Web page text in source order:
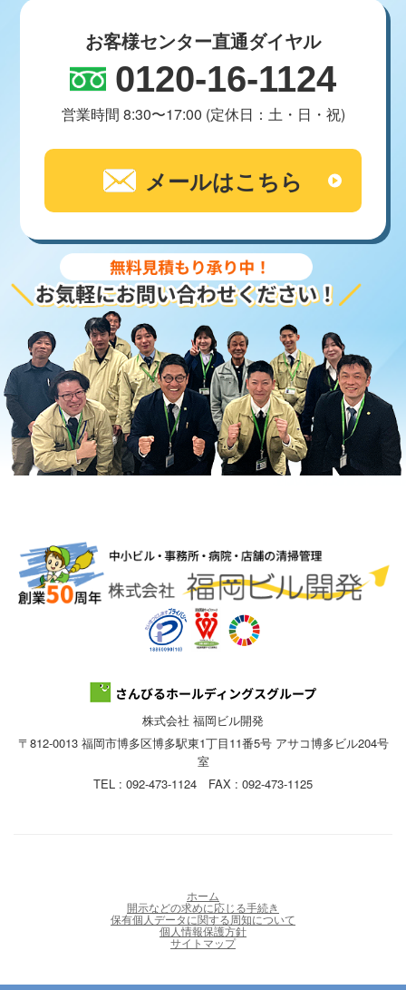
お客様センター直通ダイヤル
0120-16-1124
営業時間 8:30〜17:00 (定休日：土・日・祝)
メールはこちら
株式会社 福岡ビル開発
〒812-0013 福岡市博多区博多駅東1丁目11番5号 アサコ博多ビル204号
室
TEL : 092-473-1124 FAX : 092-473-1125
ホーム
開示などの求めに応じる手続き
保有個人データに関する周知について
個人情報保護方針
サイトマップ